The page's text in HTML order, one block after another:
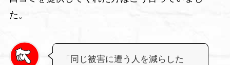
た。
「同じ被害に遭う人を減らした